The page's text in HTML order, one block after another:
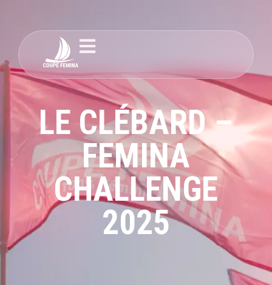
LE CLÉBARD –
FEMINA
CHALLENGE
2025